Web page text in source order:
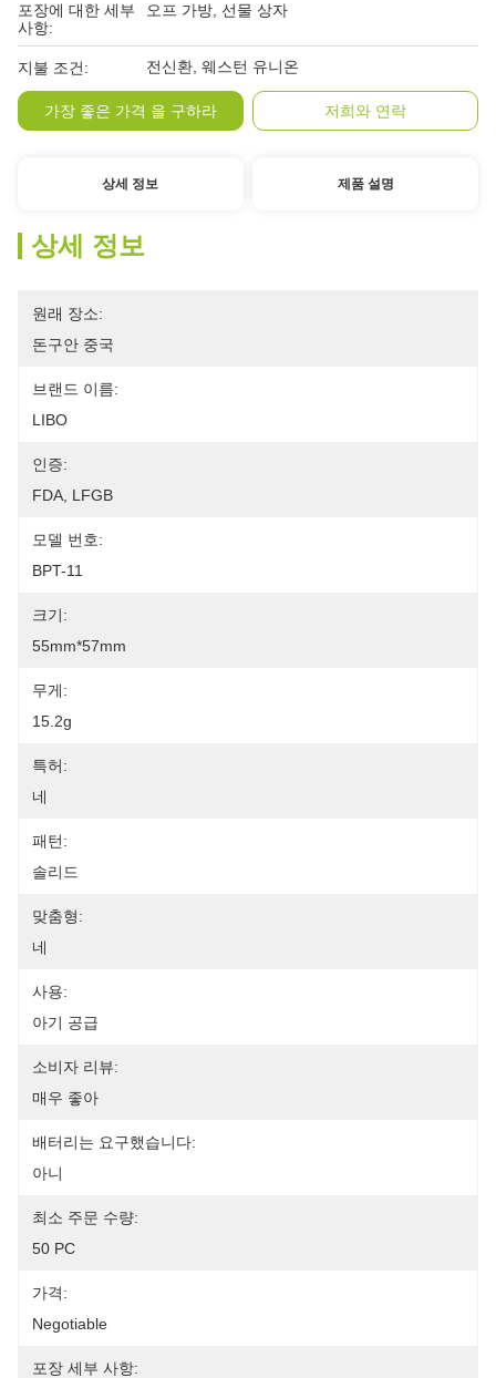
포장에 대한 세부
사항:
오프 가방, 선물 상자
지불 조건: 전신환, 웨스턴 유니온
가장 좋은 가격 을 구하라 저희와 연락
상세 정보 제품 설명
상세 정보
원래 장소:
돈구안 중국
브랜드 이름:
LIBO
인증:
FDA, LFGB
모델 번호:
BPT-11
크기:
55mm*57mm
무게:
15.2g
특허:
네
패턴:
솔리드
맞춤형:
네
사용:
아기 공급
소비자 리뷰:
매우 좋아
배터리는 요구했습니다:
아니
최소 주문 수량:
50 PC
가격:
Negotiable
포장 세부 사항: